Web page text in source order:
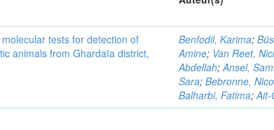
tests for detection of
animals from Ghardaïa district,
Benfodil, Karima;
Amine; Van Reet,
Abdellah;Ansel,
Sara;Bebronne,
Balharbi, Fatima;